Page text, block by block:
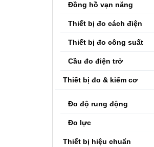
Đồng hồ vạn năng
Thiết bị đo cách điện
Thiết bị đo công suất
Cầu đo điện trở
Thiết bị đo & kiểm cơ
Đo độ rung động
Đo lực
Thiết bị hiệu chuẩn